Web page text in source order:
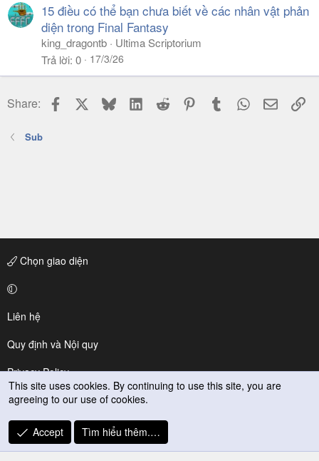
15 điều có thể bạn chưa biết về các nhân vật phản
diện trong Final Fantasy
king_dragontb
Ultima Scriptorium
Trả lời 0 17/3/26
Share: Facebook BlueskyLinkedIn
Reddit PinterestTumblr WhatsApp
Email
Sub
Chọn giao diện
Liên hệ
Quy định và Nội quy
Privacy Policy
Trợ giúp
R
S
This site uses cookies. By continuing to use this site, you are
agreeing to our use of cookies.
Accept Tìm hiểu thêm.…